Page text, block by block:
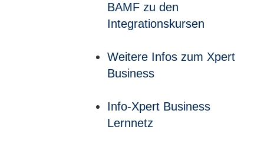
BAMF zu den
Integrationskursen
Weitere Infos zum Xpert
Business
Info-Xpert Business
Lernnetz